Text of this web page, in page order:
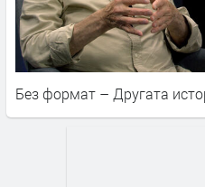
Без формат – Другата